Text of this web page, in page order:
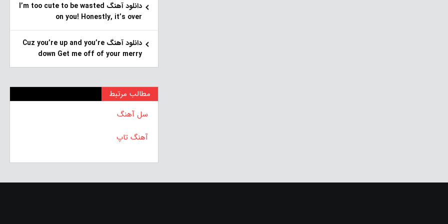
دانلود آهنگ I’m too cute to be wasted
on you! Honestly, it’s over
دانلود آهنگ Cuz you’re up and you’re
down Get me off of your merry
مطالب مرتبط
سل آهنگ
آهنگ تاپ